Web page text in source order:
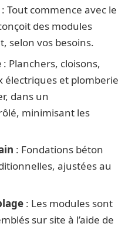
: Tout commence avec le
des modules
selon vos besoins.
: Planchers, cloisons,
électriques et plomberie
dans un
minimisant les
: Fondations béton
ajustées au
: Les modules sont
sur site à l’aide de